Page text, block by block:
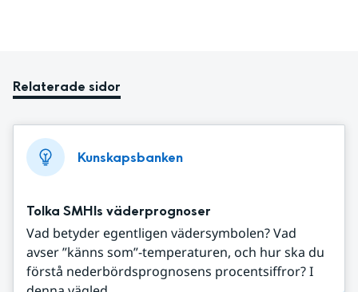
Relaterade sidor
Kunskapsbanken
Tolka SMHIs väderprognoser
Vad betyder egentligen vädersymbolen? Vad
avser ”känns som”-temperaturen, och hur ska du
förstå nederbördsprognosens procentsiffror? I